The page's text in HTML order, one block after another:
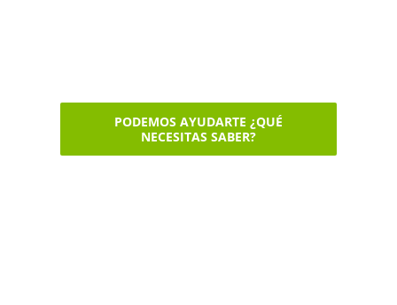
PODEMOS AYUDARTE ¿QUÉ
NECESITAS SABER?